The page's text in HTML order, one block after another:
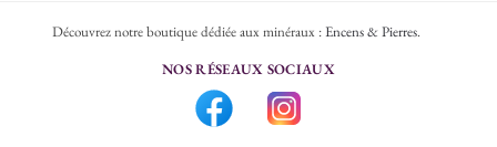
Découvrez notre boutique dédiée aux minéraux :Encens & Pierres.
NOS RÉSEAUX SOCIAUX